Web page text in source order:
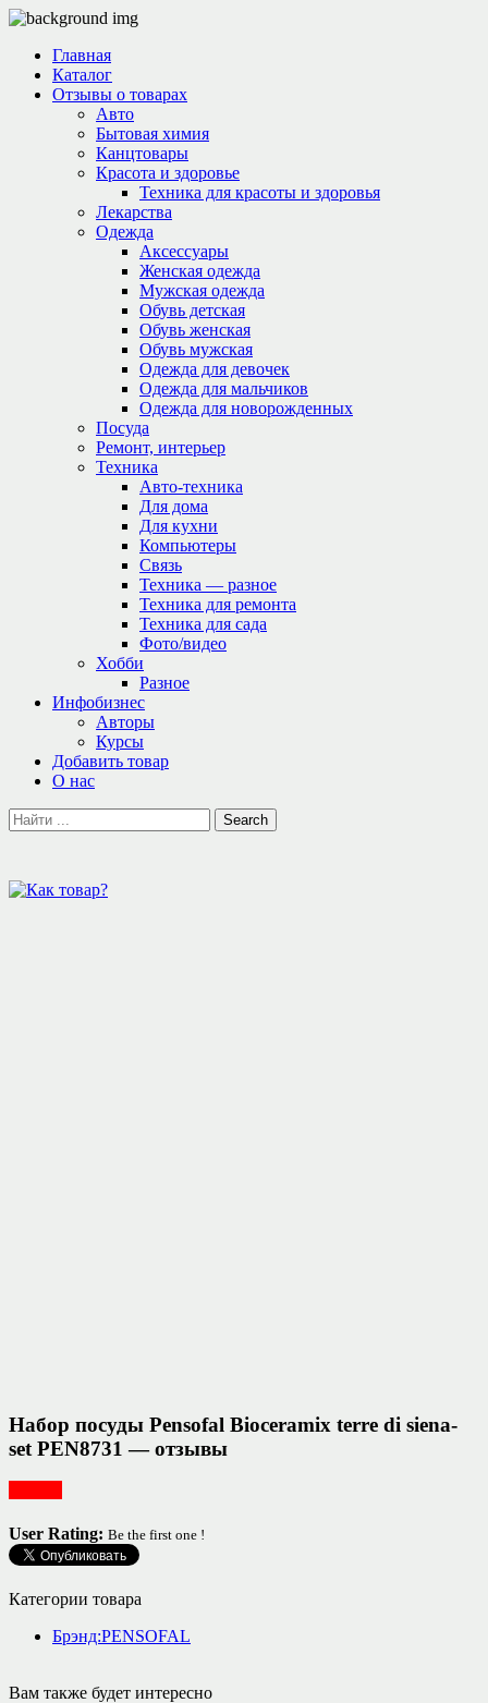
Главная
Каталог
Отзывы о товарах
Авто
Бытовая химия
Канцтовары
Красота и здоровье
Техника для красоты и здоровья
Лекарства
Одежда
Аксессуары
Женская одежда
Мужская одежда
Обувь детская
Обувь женская
Обувь мужская
Одежда для девочек
Одежда для мальчиков
Одежда для новорожденных
Посуда
Ремонт, интерьер
Техника
Авто-техника
Для дома
Для кухни
Компьютеры
Связь
Техника — разное
Техника для ремонта
Техника для сада
Фото/видео
Хобби
Разное
Инфобизнес
Авторы
Курсы
Добавить товар
О нас
Набор посуды Pensofal Bioceramix terre di siena-
set PEN8731 — отзывы
User Rating: Be the first one !
Категории товара
Брэнд:PENSOFAL
Вам также будет интересно